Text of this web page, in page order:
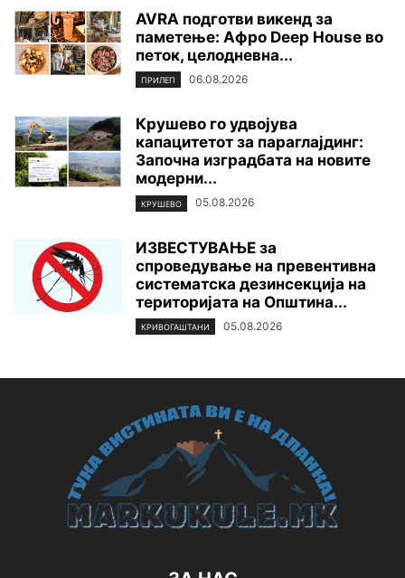
AVRA подготви викенд за
паметење: Афро Deep House во
петок, целодневна...
ПРИЛЕП 06.08.2026
Крушево го удвојува
капацитетот за параглајдинг:
Започна изградбата на новите
модерни...
КРУШЕВО 05.08.2026
ИЗВЕСТУВАЊЕ за
спроведување на превентивна
систематска дезинсекција на
територијата нa Општина...
КРИВОГАШТАНИ 05.08.2026